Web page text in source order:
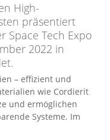
High-
präsentiert
Space Tech Expo
2022 in
– effizient und
wie Cordierit
und ermöglichen
Systeme. Im